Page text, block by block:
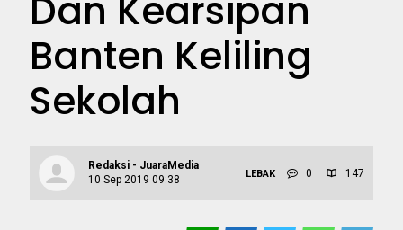
Dan Kearsipan
Banten Keliling
Sekolah
Redaksi - JuaraMedia
10 Sep 2019 09:38
LEBAK 0 147